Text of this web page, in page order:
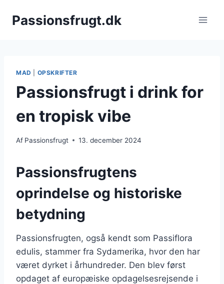
Passionsfrugt.dk
MAD OPSKRIFTER
Passionsfrugt i drink for
en tropisk vibe
Af Passionsfrugt 13. december 2024
Passionsfrugtens
oprindelse og historiske
betydning
Passionsfrugten, også kendt som Passiflora
edulis, stammer fra Sydamerika, hvor den har
været dyrket i århundreder. Den blev først
opdaget af europæiske opdagelsesrejsende i